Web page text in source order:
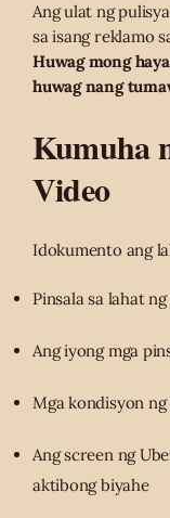
Ang ulat ng
sa isang reklamo
Huwag mong
huwag nang
Kumuha
Video
Idokumento ang
Pinsala sa lahat
Ang iyong mga
Mga kondisyon
Ang screen ng
aktibong biyahe